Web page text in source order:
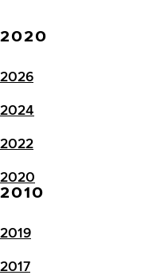
2020
2026
2024
2022
2020
2010
2019
2017